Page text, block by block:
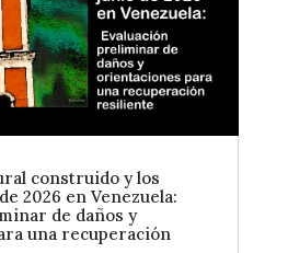
construido y los
2026 en Venezuela:
de daños y
una recuperación